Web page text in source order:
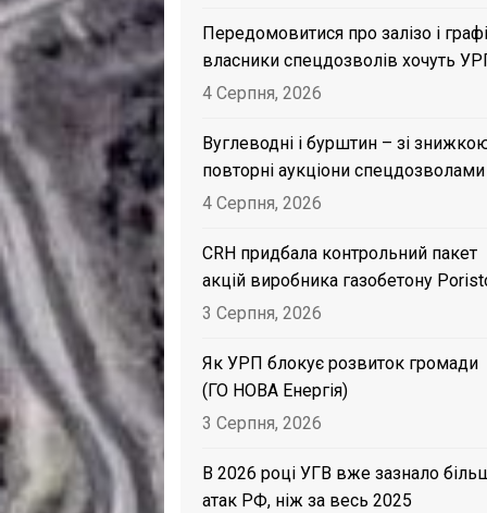
Передомовитися про залізо і
власники спецдозволів хочуть
4 Серпня, 2026
Вуглеводні і бурштин – зі
повторні аукціони спецдозволами
4 Серпня, 2026
CRH придбала контрольний пакет
акцій виробника газобетону
3 Серпня, 2026
Як УРП блокує розвиток громади
(ГО НОВА Енергія)
3 Серпня, 2026
В 2026 році УГВ вже зазнало
атак РФ, ніж за весь 2025